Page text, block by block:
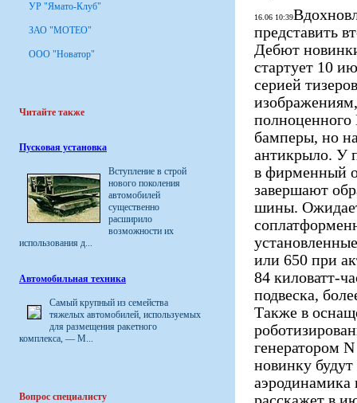
УР "Ямато-Клуб"
ЗАО "МОТЕО"
ООО "Новатор"
Читайте также
Пусковая установка
Вступление в строй
нового поколения
автомобилей
существенно
расширило
возможности их
использования д...
Автомобильная техника
Самый крупный из семейства
тяжелых автомобилей, используемых
для размещения ракетного
комплекса, — М...
Вопрос специалисту
16.06 10:39
представить
Дебют
стартует 10
серией
полноценного
бамперы, но
антикрыло. У
в фирменный
завершают
шины.
или 650 при
84 киловатт-
подвеска,
Также в
генератором
новинку